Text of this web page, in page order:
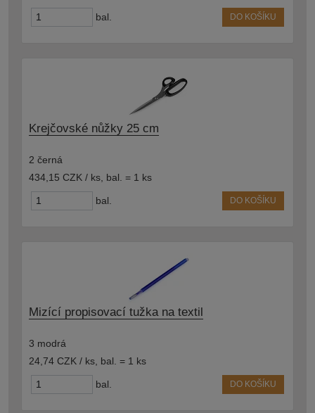
bal. DO KOŠÍKU
Krejčovské nůžky 25 cm
2 černá
434,15 CZK / ks bal. = 1 ks
bal. DO KOŠÍKU
Mizící propisovací tužka na textil
3 modrá
24,74 CZK / ks bal. = 1 ks
bal. DO KOŠÍKU